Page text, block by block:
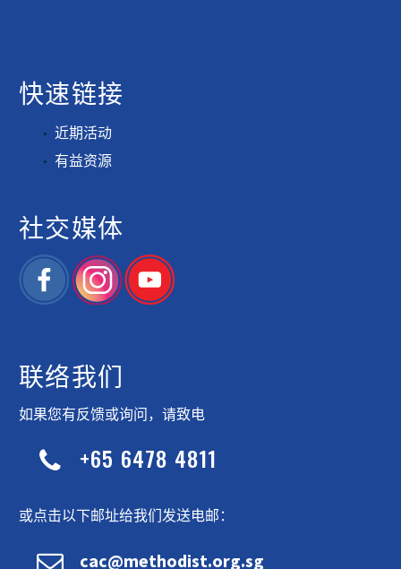
快速链接
近期活动
有益资源
社交媒体
联络我们
如果您有反馈或询问，请致电

 +65 6478 4811
或点击以下邮址给我们发送电邮：

 cac@methodist.org.sg